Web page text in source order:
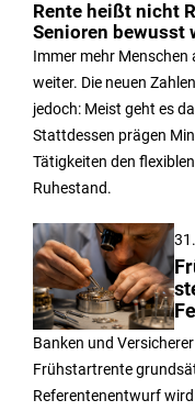
Rente heißt nicht
Senioren bewusst
Immer mehr
weiter. Die neuen
jedoch: Meist geht es
Stattdessen prägen
Tätigkeiten den
Ruhestand.
Banken und
Frühstartrente
Referentenentwurf